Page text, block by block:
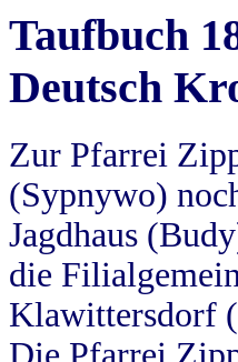
Taufbuch
Deutsch
Zur Pfarrei
(Sypnywo)
Jagdhaus
die
Klawittersdorf